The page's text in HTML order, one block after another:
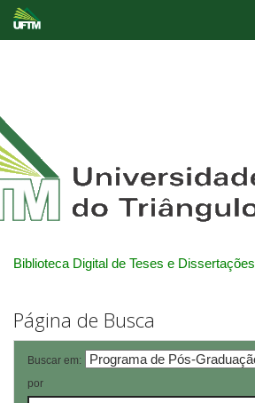
Biblioteca Digital de Teses e Dissertações
Página de Busca
Buscar em:
por